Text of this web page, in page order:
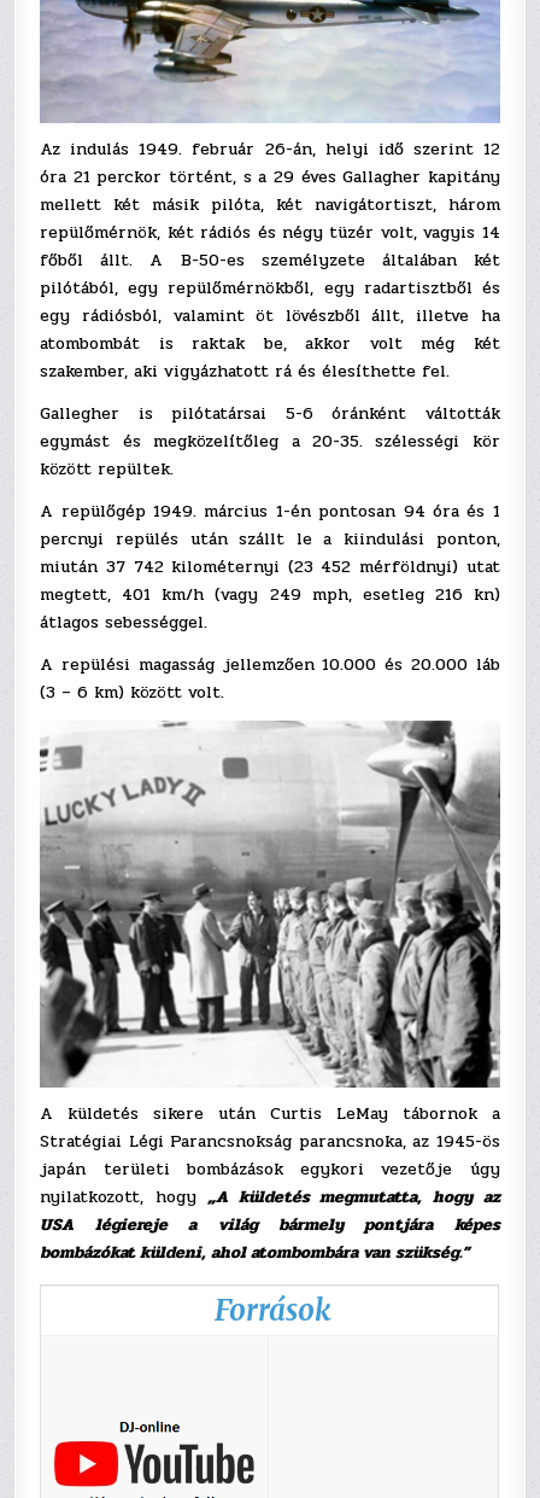
Az indulás 1949. február 26-án, helyi idő szerint 12
óra 21 perckor történt, s a 29 éves Gallagher kapitány
mellett két másik pilóta, két navigátortiszt, három
repülőmérnök, két rádiós és négy tüzér volt, vagyis 14
főből állt. A B-50-es személyzete általában két
pilótából, egy repülőmérnökből, egy radartisztből és
egy rádiósból, valamint öt lövészből állt, illetve ha
atombombát is raktak be, akkor volt még két
szakember, aki vigyázhatott rá és élesíthette fel.
Gallegher is pilótatársai 5-6 óránként váltották
egymást és megközelítőleg a 20-35. szélességi kör
között repültek.
A repülőgép 1949. március 1-én pontosan 94 óra és 1
percnyi repülés után szállt le a kiindulási ponton,
miután 37 742 kilométernyi (23 452 mérföldnyi) utat
megtett, 401 km/h (vagy 249 mph, esetleg 216 kn)
átlagos sebességgel.
A repülési magasság jellemzően 10.000 és 20.000 láb
(3 – 6 km) között volt.
A küldetés sikere után Curtis LeMay tábornok a
Stratégiai Légi Parancsnokság parancsnoka, az 1945-ös
japán területi bombázások egykori vezetője úgy
nyilatkozott, hogy„A küldetés megmutatta, hogy az
USA légiereje a világ bármely pontjára képes
bombázókat küldeni, ahol atombombára van szükség.”
Források